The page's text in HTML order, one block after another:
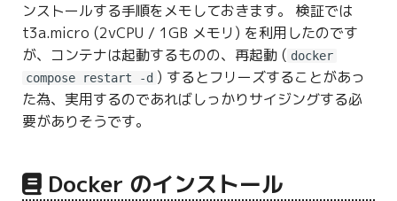
ンストールする手順をメモしておきます。 検証では
t3a.micro (2vCPU / 1GB メモリ) を利用したのです
が、コンテナは起動するものの、再起動 ( docker
compose restart -d ) するとフリーズすることがあっ
た為、実用するのであればしっかりサイジングする必
要がありそうです。
Docker のインストール